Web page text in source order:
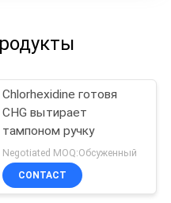
Chlorhexidine готовя
CHG вытирает
тампоном ручку
Negotiated MOQ:Обсуженный
CONTACT